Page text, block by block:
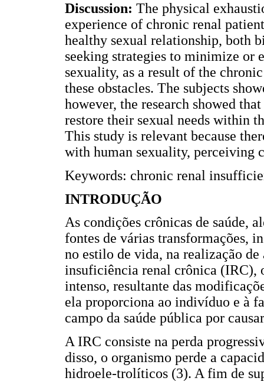
Discussion: The physical
experience of chronic renal
healthy sexual relationship, both
seeking strategies to minimize or
sexuality, as a result of the
these obstacles. The subjects
however, the research showed
restore their sexual needs within
This study is relevant because
with human sexuality, perceiving
Keywords: chronic renal
INTRODUÇÃO
As condições crônicas de saúde,
fontes de várias transformações,
no estilo de vida, na realização
insuficiência renal crônica (IRC),
intenso, resultante das
ela proporciona ao indivíduo e à
campo da saúde pública por
A IRC consiste na perda
disso, o organismo perde a
hidroele-trolíticos (3). A fim de